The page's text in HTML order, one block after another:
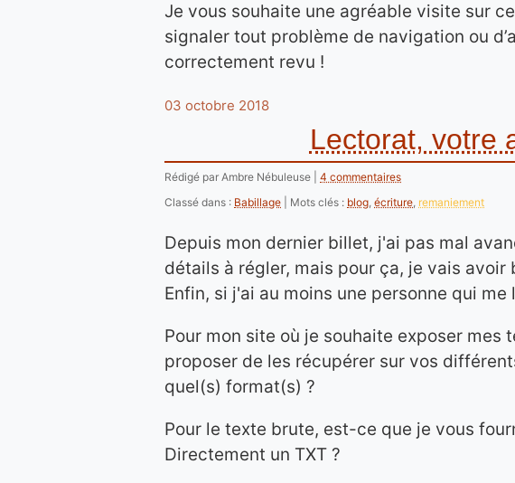
Je vous souhaite une agréable visite sur
signaler tout problème de navigation ou
correctement revu !
03 octobre 2018
Lectorat, votre
Rédigé par Ambre Nébuleuse
4 commentaires
Classé dans : Babillage Mots clés : blog, écriture, remaniement
Depuis mon dernier billet, j'ai pas mal
détails à régler, mais pour ça, je vais
Enfin, si j'ai au moins une personne qui
Pour mon site où je souhaite exposer mes
proposer de les récupérer sur vos
quel(s) format(s) ?
Pour le texte brute, est-ce que je vous
Directement un TXT ?